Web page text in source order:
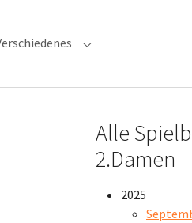
for "Verwaltung"Submenu for
Alle
2.Damen
2025